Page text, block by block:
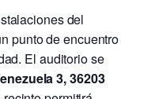
del
punto de encuentro
El auditorio se
3, 36203